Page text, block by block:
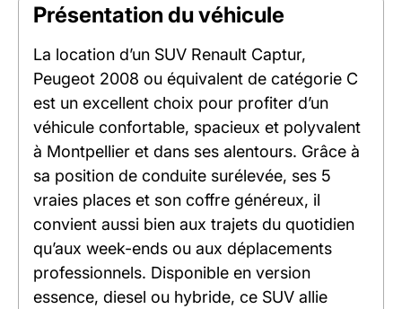
Présentation du véhicule
La location d’un SUV Renault Captur,
Peugeot 2008 ou équivalent de catégorie C
est un excellent choix pour profiter d’un
véhicule confortable, spacieux et polyvalent
à Montpellier et dans ses alentours. Grâce à
sa position de conduite surélevée, ses 5
vraies places et son coffre généreux, il
convient aussi bien aux trajets du quotidien
qu’aux week-ends ou aux déplacements
professionnels. Disponible en version
essence, diesel ou hybride, ce SUV allie